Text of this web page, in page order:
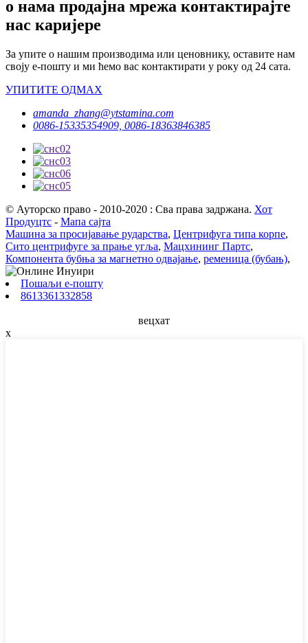
о нама продајна мрежа контактирајте
нас каријере
За упите о нашим производима или ценовнику, оставите нам
своју е-пошту и ми ћемо вас контактирати у року од 24 сата.
УПИТИТЕ ОДМАХ
amanda_zhang@ytstamina.com
0086-15335354909, 0086-18363846385
© Ауторско право - 2010-2020 : Сва права задржана. Хот
Продуцтс - Мапа сајта
Машина за просијавање рударства, Центрифуга типа корпе,
Сито центрифуге за прање угља, Мацхининг Партс,
Компонента бубња за магнетно одвајање, ременица (бубањ),
Пошаљи е-пошту
8613361332858
вецхат
x